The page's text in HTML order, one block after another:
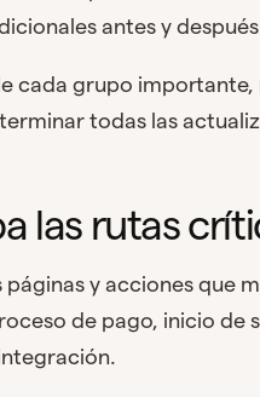
antes y después.
cada grupo
todas las
las rutas
páginas y acciones que
de pago, inicio de